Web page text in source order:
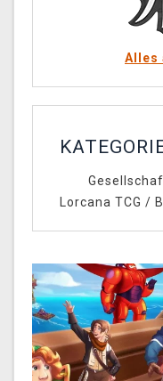
Alles
Lorcana TCG /